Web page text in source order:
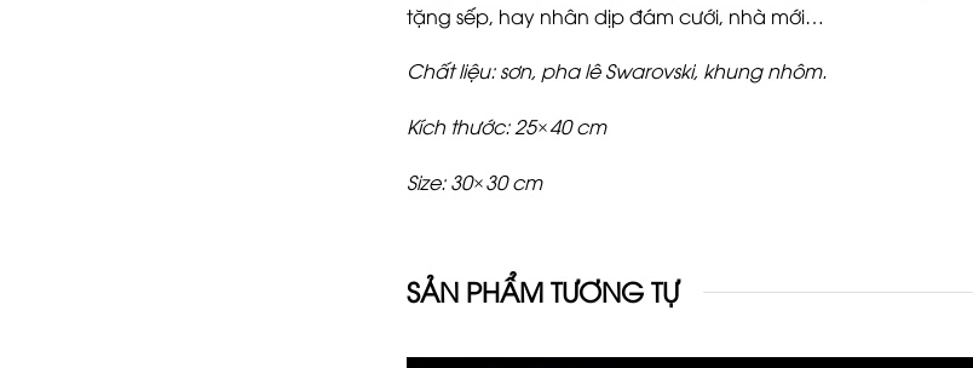
tặng sếp, hay nhân dịp đám cưới, nhà mới…
Chất liệu: sơn, pha lê Swarovski, khung nhôm.
Kích thước: 25×40 cm
Size: 30×30 cm
SẢN PHẨM TƯƠNG TỰ